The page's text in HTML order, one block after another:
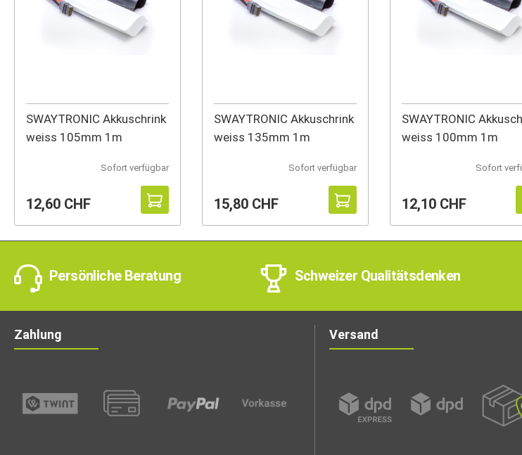
SWAYTRONIC Akkuschrink
weiss 105mm 1m
Sofort verfügbar
12,60 CHF
SWAYTRONIC Akkuschrink
weiss 135mm 1m
Sofort verfügbar
15,80 CHF
SWAYTRONIC
weiss 100mm 1m
Sofort
12,10 CHF
Persönliche Beratung Schweizer Qualitätsdenken
Zahlung Versand